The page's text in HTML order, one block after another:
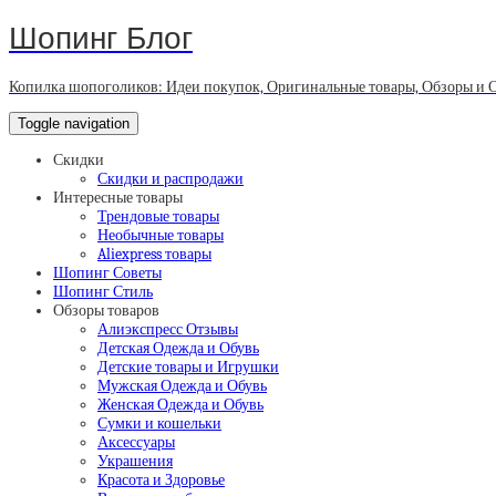
Шопинг Блог
Копилка шопоголиков: Идеи покупок, Оригинальные товары, Обзоры и
Toggle navigation
Скидки
Скидки и распродажи
Интересные товары
Трендовые товары
Необычные товары
Aliexpress товары
Шопинг Советы
Шопинг Стиль
Обзоры товаров
Алиэкспресс Отзывы
Детская Одежда и Обувь
Детские товары и Игрушки
Мужская Одежда и Обувь
Женская Одежда и Обувь
Сумки и кошельки
Аксессуары
Украшения
Красота и Здоровье